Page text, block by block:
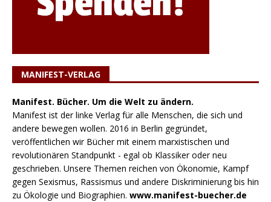
MANIFEST-VERLAG
Manifest. Bücher. Um die Welt zu ändern.
Manifest ist der linke Verlag für alle Menschen, die sich und
andere bewegen wollen. 2016 in Berlin gegründet,
veröffentlichen wir Bücher mit einem marxistischen und
revolutionären Standpunkt - egal ob Klassiker oder neu
geschrieben. Unsere Themen reichen von Ökonomie, Kampf
gegen Sexismus, Rassismus und andere Diskriminierung bis hin
zu Ökologie und Biographien. www.manifest-buecher.de